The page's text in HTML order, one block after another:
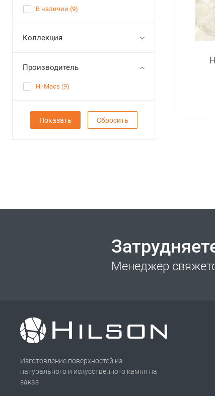
В наличии (9)
Коллекция
Производитель
Hi-Macs (9)
Сбросить
Менеджер
Изготовление поверхностей из
натурального и искусственного камня на
заказ